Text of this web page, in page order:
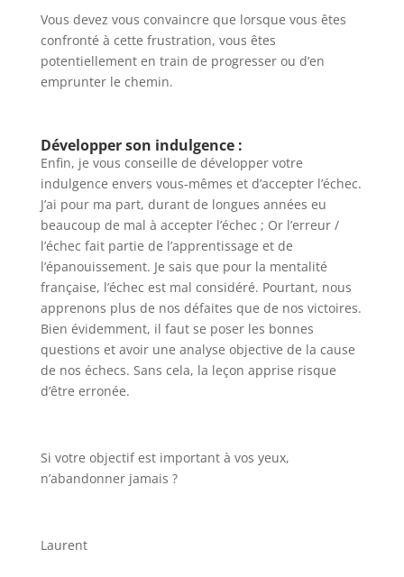
Vous devez vous convaincre que lorsque vous êtes
confronté à cette frustration, vous êtes
potentiellement en train de progresser ou d’en
emprunter le chemin.
Développer son indulgence :
Enfin, je vous conseille de développer votre
indulgence envers vous-mêmes et d’accepter l’échec.
J’ai pour ma part, durant de longues années eu
beaucoup de mal à accepter l’échec ; Or l’erreur /
l’échec fait partie de l’apprentissage et de
l’épanouissement. Je sais que pour la mentalité
française, l’échec est mal considéré. Pourtant, nous
apprenons plus de nos défaites que de nos victoires.
Bien évidemment, il faut se poser les bonnes
questions et avoir une analyse objective de la cause
de nos échecs. Sans cela, la leçon apprise risque
d’être erronée.
Si votre objectif est important à vos yeux,
n’abandonner jamais ?
Laurent